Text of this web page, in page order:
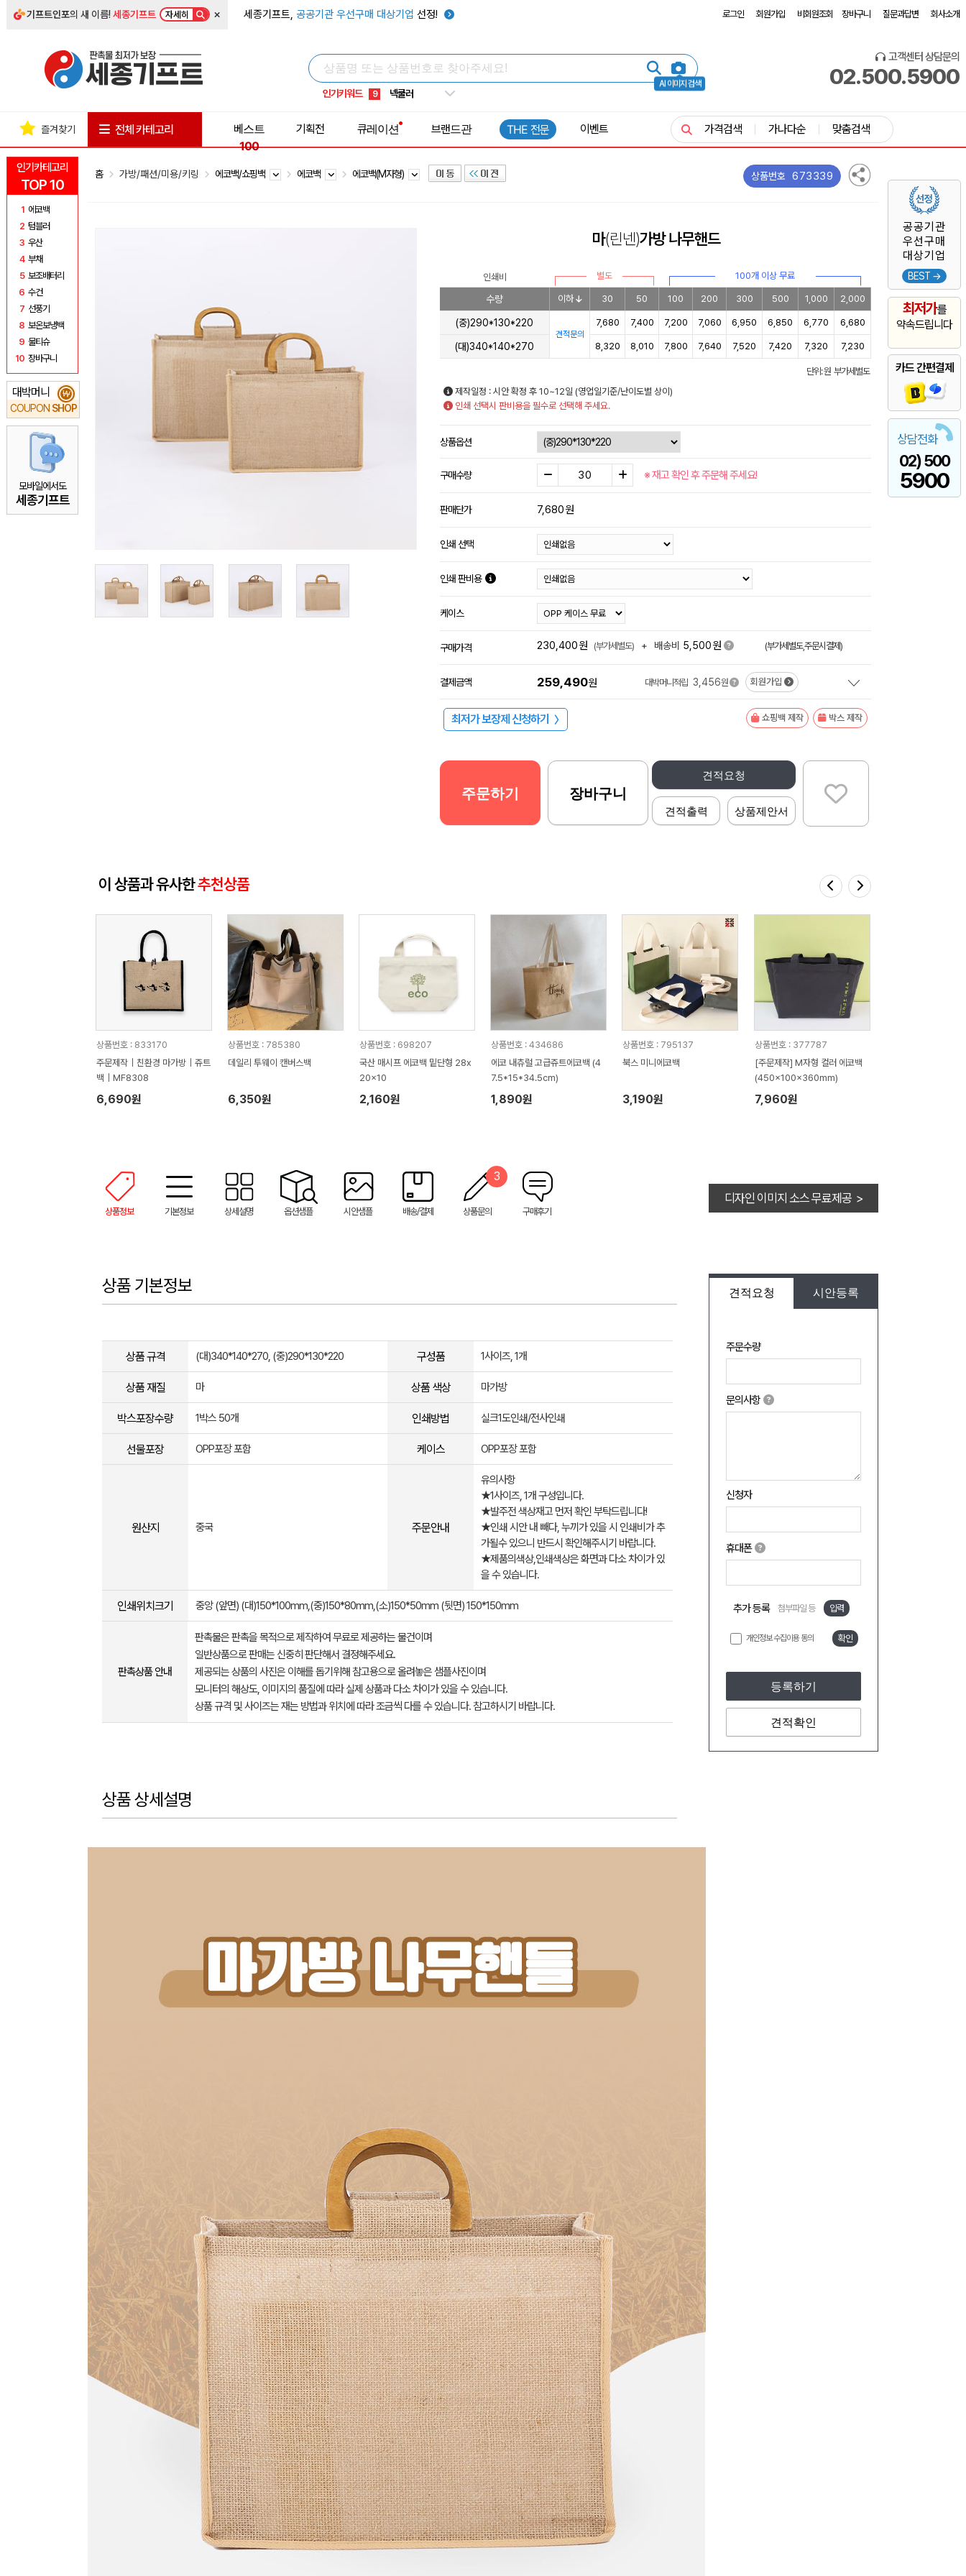
기프트인포의 새 이름!세종기프트 자세히 × 세종기프트, 공공기관 우선구매 대상기업 선정! 로그인 회원가입 비회원조회 장바구니 질문과답변 회사소개
AI 이미지 검색
인기키워드
5 키캡
8 쿨토시
9 넥쿨러
1 선풍기
고객센터 상담문의
02.500.5900
인기카테고리
TOP 10
1 에코백
2 텀블러
3 우산
4 부채
5 보조배터리
6 수건
7 선풍기
8 보온보냉백
9 물티슈
10 장바구니
대박머니
COUPON SHOP
₩
모바일에서도
세종기프트
공공기관
우선구매
대상기업
BEST →
최저가를
약속드립니다
카드 간편결제
상담전화
02) 500
5900
즐겨찾기 전체 카테고리
베스트
100
기획전 큐레이션 브랜드관 THE 전문 이벤트 가격검색 가나다순 맞춤검색
홈 가방/패션/미용/키링 에코백/쇼핑백 에코백 에코백(M자형) 상품번호 673339
마(린넨)가방 나무핸드
인쇄비 별도 100개 이상 무료
수량 이하 30 50 100 200 300 500 1,000 2,000
(중)290*130*220
견적문의
7,680 7,400 7,200 7,060 6,950 6,850 6,770 6,680
(대)340*140*270 8,320 8,010 7,800 7,640 7,520 7,420 7,320 7,230
단위: 원 부가세별도
제작일정 : 시안 확정 후 10~12일 (영업일기준/난이도별 상이)
인쇄 선택시 판비용을 필수로 선택해 주세요.
상품옵션
구매수량 ※ 재고 확인 후 주문해 주세요!
판매단가 7,680원
인쇄 선택
인쇄 판비용
케이스
구매가격 230,400원 (부가세별도) + 배송비 5,500원 (부가세별도,주문시결제)
결제금액 259,490원 대박머니적립 3,456원 회원가입
최저가 보장제 신청하기 〉 쇼핑백 제작 박스 제작
견적요청
견적출력 상품제안서
주문하기 장바구니
이 상품과 유사한추천상품
상품번호 : 833170
주문제작｜친환경 마가방｜쥬트
백｜MF8308
6,690원
상품번호 : 785380
데일리 투웨이 캔버스백
6,350원
상품번호 : 698207
국산 매시프 에코백 밑단형 28x
20x10
2,160원
상품번호 : 434686
에코 내츄럴 고급쥬트에코백 (4
7.5*15*34.5cm)
1,890원
상품번호 : 795137
북스 미니에코백
3,190원
상품번호 : 377787
[주문제작] M자형 컬러 에코백
(450x100x360mm)
7,960원
상품정보 기본정보 상세설명 옵션샘플 시안샘플 배송/결제 상품문의
3
구매후기
디자인 이미지 소스 무료제공 >
견적요청 시안등록
주문수량
문의사항
신청자
휴대폰
추가 등록 첨부파일 등 입력
개인정보 수집이용 동의 확인
등록하기
견적확인
상품 기본정보
상품 규격 (대)340*140*270, (중)290*130*220 구성품 1사이즈, 1개
상품 재질 마 상품 색상 마가방
박스포장수량 1박스 50개 인쇄방법 실크1도인쇄/전사인쇄
선물포장 OPP포장 포함 케이스 OPP포장 포함
원산지 중국 주문안내
유의사항
★1사이즈, 1개 구성입니다.
★발주전 색상재고 먼저 확인 부탁드립니다!
★인쇄 시안 내 빼다, 누끼가 있을 시 인쇄비가 추
가될수 있으니 반드시 확인해주시기 바랍니다.
★제품의색상,인쇄색상은 화면과 다소 차이가 있
을 수 있습니다.
인쇄위치크기 중앙 (앞면) (대)150*100mm,(중)150*80mm,(소)150*50mm (뒷면) 150*150mm
판촉상품 안내
판촉물은 판촉을 목적으로 제작하여 무료로 제공하는 물건이며
일반상품으로 판매는 신중히 판단해서 결정해주세요.
제공되는 상품의 사진은 이해를 돕기위해 참고용으로 올려놓은 샘플사진이며
모니터의 해상도, 이미지의 품질에 따라 실제 상품과 다소 차이가 있을 수 있습니다.
상품 규격 및 사이즈는 재는 방법과 위치에 따라 조금씩 다를 수 있습니다. 참고하시기 바랍니다.
상품 상세설명